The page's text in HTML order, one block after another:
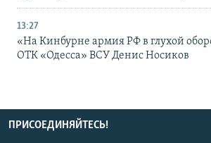
13:27
«На Кинбурне армия РФ в глухой
ОТК «Одесса» ВСУ Денис Носиков
ПРИСОЕДИНЯЙТЕСЬ!